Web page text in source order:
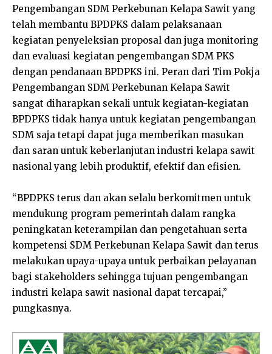
Pengembangan SDM Perkebunan Kelapa Sawit yang
telah membantu BPDPKS dalam pelaksanaan
kegiatan penyeleksian proposal dan juga monitoring
dan evaluasi kegiatan pengembangan SDM PKS
dengan pendanaan BPDPKS ini. Peran dari Tim Pokja
Pengembangan SDM Perkebunan Kelapa Sawit
sangat diharapkan sekali untuk kegiatan-kegiatan
BPDPKS tidak hanya untuk kegiatan pengembangan
SDM saja tetapi dapat juga memberikan masukan
dan saran untuk keberlanjutan industri kelapa sawit
nasional yang lebih produktif, efektif dan efisien.
“BPDPKS terus dan akan selalu berkomitmen untuk
mendukung program pemerintah dalam rangka
peningkatan keterampilan dan pengetahuan serta
kompetensi SDM Perkebunan Kelapa Sawit dan terus
melakukan upaya-upaya untuk perbaikan pelayanan
bagi stakeholders sehingga tujuan pengembangan
industri kelapa sawit nasional dapat tercapai,”
pungkasnya.